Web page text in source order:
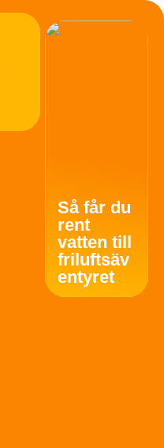
Så får du
rent
vatten till
friluftsäv
entyret